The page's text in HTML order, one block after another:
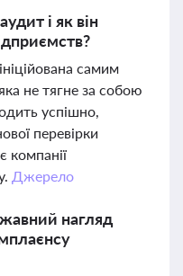
і як він
самим
не тягне за собою
успішно,
перевірки
компанії
Джерело
нагляд